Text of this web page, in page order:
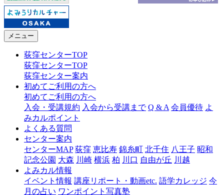
メニュー
荻窪センターTOP
荻窪センターTOP
荻窪センター案内
初めてご利用の方へ
初めてご利用の方へ
入会・受講規約 入会から受講まで Q & A 会員優待 よ
みカルポイント
よくある質問
センター案内
センターMAP 荻窪 恵比寿 錦糸町 北千住 八王子 昭和
記念公園 大森 川崎 横浜 柏 川口 自由が丘 川越
よみカル情報
イベント情報 講座リポート・動画etc. 語学カレッジ 今
月の占い ワンポイント写真塾